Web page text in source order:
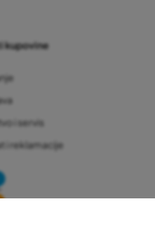
kupovine
i servis
i reklamacije